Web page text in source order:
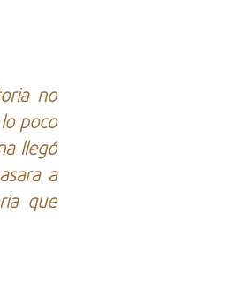
no
poco
llegó
a
que